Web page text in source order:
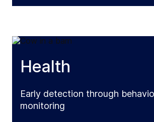
Health
Early detection through
monitoring